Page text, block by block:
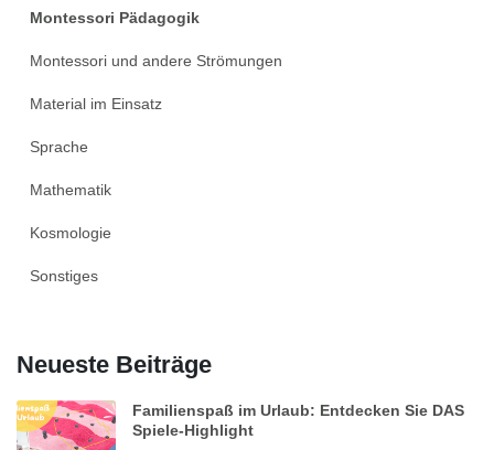
Montessori Pädagogik
Montessori und andere Strömungen
Material im Einsatz
Sprache
Mathematik
Kosmologie
Sonstiges
Neueste Beiträge
Familienspaß im Urlaub: Entdecken Sie DAS
Spiele-Highlight